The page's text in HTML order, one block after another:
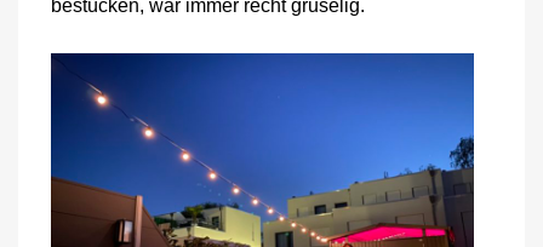
bestücken, war immer recht gruselig.